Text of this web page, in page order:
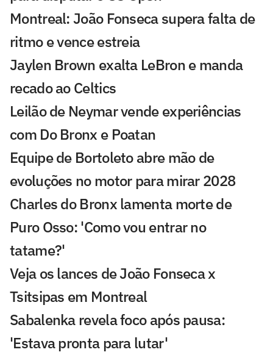
Montreal: João Fonseca supera falta de
ritmo e vence estreia
Jaylen Brown exalta LeBron e manda
recado ao Celtics
Leilão de Neymar vende experiências
com Do Bronx e Poatan
Equipe de Bortoleto abre mão de
evoluções no motor para mirar 2028
Charles do Bronx lamenta morte de
Puro Osso: 'Como vou entrar no
tatame?'
Veja os lances de João Fonseca x
Tsitsipas em Montreal
Sabalenka revela foco após pausa:
'Estava pronta para lutar'